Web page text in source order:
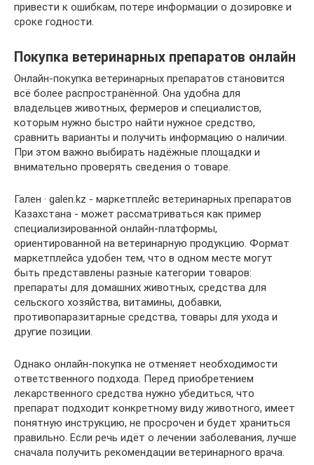
привести к ошибкам, потере информации о дозировке и
сроке годности.
Покупка ветеринарных препаратов онлайн
Онлайн-покупка ветеринарных препаратов становится
всё более распространённой. Она удобна для
владельцев животных, фермеров и специалистов,
которым нужно быстро найти нужное средство,
сравнить варианты и получить информацию о наличии.
При этом важно выбирать надёжные площадки и
внимательно проверять сведения о товаре.
Гален · galen.kz - маркетплейс ветеринарных препаратов
Казахстана - может рассматриваться как пример
специализированной онлайн-платформы,
ориентированной на ветеринарную продукцию. Формат
маркетплейса удобен тем, что в одном месте могут
быть представлены разные категории товаров:
препараты для домашних животных, средства для
сельского хозяйства, витамины, добавки,
противопаразитарные средства, товары для ухода и
другие позиции.
Однако онлайн-покупка не отменяет необходимости
ответственного подхода. Перед приобретением
лекарственного средства нужно убедиться, что
препарат подходит конкретному виду животного, имеет
понятную инструкцию, не просрочен и будет храниться
правильно. Если речь идёт о лечении заболевания, лучше
сначала получить рекомендации ветеринарного врача.